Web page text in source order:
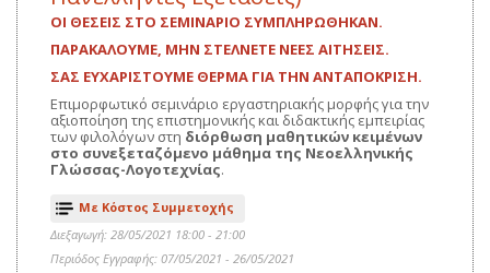
OΙ ΘΕΣΕΙΣ ΣΤΟ ΣΕΜΙΝΑΡΙΟ ΣΥΜΠΛΗΡΩΘΗΚΑΝ.
ΠΑΡΑΚΑΛΟΥΜΕ, ΜΗΝ ΣΤΕΛΝΕΤΕ ΝΕΕΣ ΑΙΤΗΣΕΙΣ.
ΣΑΣ ΕΥΧΑΡΙΣΤΟΥΜΕ ΘΕΡΜΑ ΓΙΑ ΤΗΝ ΑΝΤΑΠΟΚΡΙΣΗ.
Επιμορφωτικό σεμινάριο εργαστηριακής μορφής για την
αξιοποίηση της επιστημονικής και διδακτικής εμπειρίας
των φιλολόγων στη διόρθωση μαθητικών κειμένων
στο συνεξεταζόμενο μάθημα της Νεοελληνικής
Γλώσσας-Λογοτεχνίας.
Με Κόστος Συμμετοχής
Διεξαγωγή: 28/05/2021 18:00 - 21:00
Περιόδος Εγγραφής: 07/05/2021 - 26/05/2021